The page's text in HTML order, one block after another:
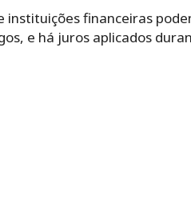
instituições financeiras
e há juros aplicados